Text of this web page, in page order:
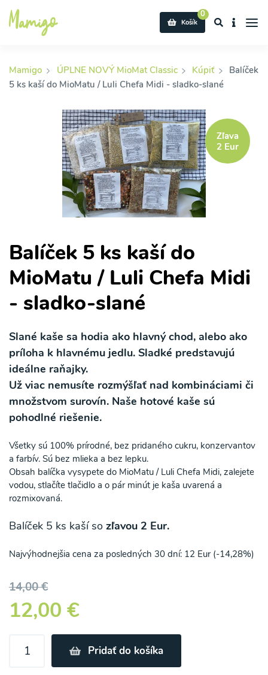
0
Košík
Mamigo ÚPLNE NOVÝ MioMat Classic Kúpiť
Balíček
5 ks kaší do MioMatu / Luli Chefa Midi - sladko-slané
Balíček 5 ks kaší do
MioMatu / Luli Chefa Midi
- sladko-slané
Slané kaše sa hodia ako hlavný chod, alebo ako
príloha k hlavnému jedlu. Sladké predstavujú
ideálne raňajky.
Už viac nemusíte rozmýšľať nad kombináciami či
množstvom surovín. Naše hotové kaše sú
pohodlné riešenie.
Všetky sú 100% prírodné, bez pridaného cukru, konzervantov
a farbív. Sú bez mlieka a bez lepku.
Obsah balíčka vysypete do MioMatu / Luli Chefa Midi, zalejete
vodou, stlačíte tlačidlo a o pár minút je kaša uvarená a
rozmixovaná.
Balíček 5 ks kaší so zľavou 2 Eur.
Najvýhodnejšia cena za posledných 30 dní: 12 Eur (-14,28%)
14,00 €
12,00 €
Pridať do košíka
Zľava
2 Eur